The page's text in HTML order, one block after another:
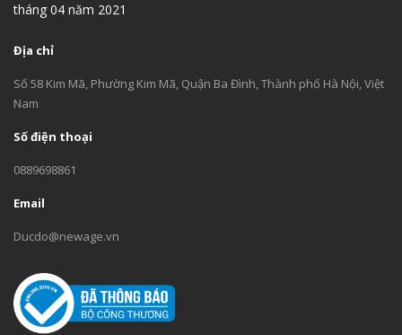
tháng 04 năm 2021
Địa chỉ
Số 58 Kim Mã, Phường Kim Mã, Quận Ba Đình, Thành phố Hà Nội, Việt
Nam
Số điện thoại
0889698861
Email
Ducdo@newage.vn